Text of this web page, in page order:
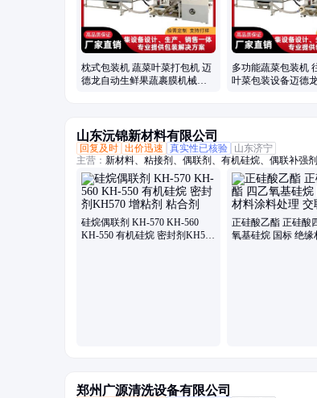
枕式包装机 蔬菜叶菜打包机 迈
德龙自动生鲜果蔬裹膜机械设
多功能蔬菜包装机
叶菜包装设备迈德
山东沅锦新材料有限公司
回复及时 出价迅速 真实性已核验
山东济宁
主营： 新材料、粘接剂、偶联剂、有机硅烷、偶联补强
硅烷偶联剂 KH-570 KH-560
KH-550 有机硅烷 密封剂KH570
正硅酸乙酯 正硅酸
氧基硅烷 国标 绝缘
郑州广源清洗设备有限公司